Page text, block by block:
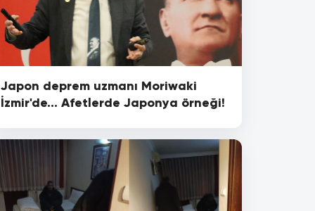
Japon deprem uzmanı Moriwaki
İzmir'de... Afetlerde Japonya örneği!